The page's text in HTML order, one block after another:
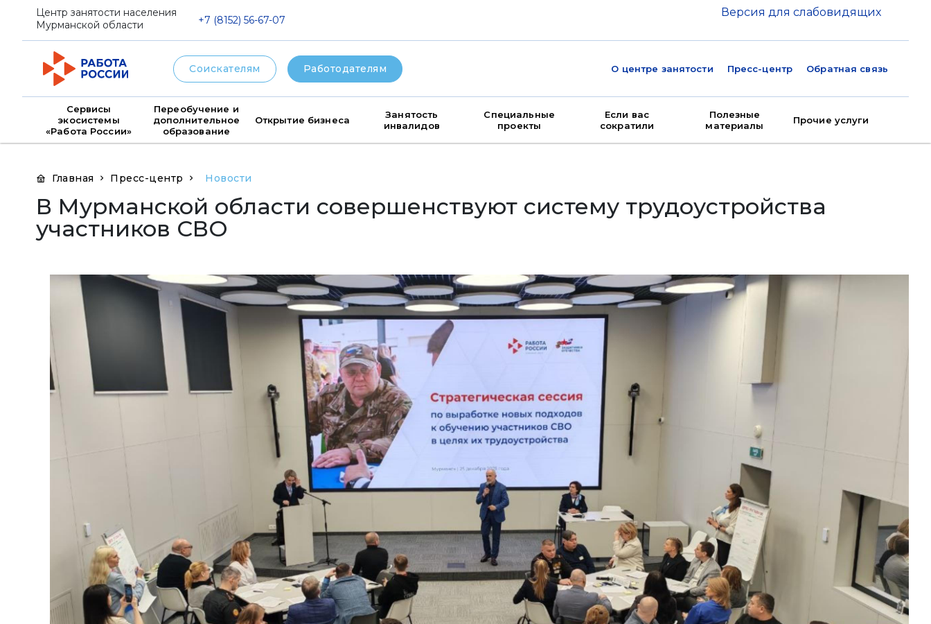
Центр занятости населения
Мурманской области
+7 (8152) 56-67-07
Версия для слабовидящих
Соискателям Работодателям О центре занятости Пресс-центр Обратная связь
Сервисы
экосистемы
«Работа России»
Переобучение и
дополнительное
образование
Открытие бизнеса
Занятость
инвалидов
Специальные
проекты
Если вас
сократили
Полезные
материалы
Прочие услуги
Главная Пресс-центр Новости
В Мурманской области совершенствуют систему трудоустройства
участников СВО